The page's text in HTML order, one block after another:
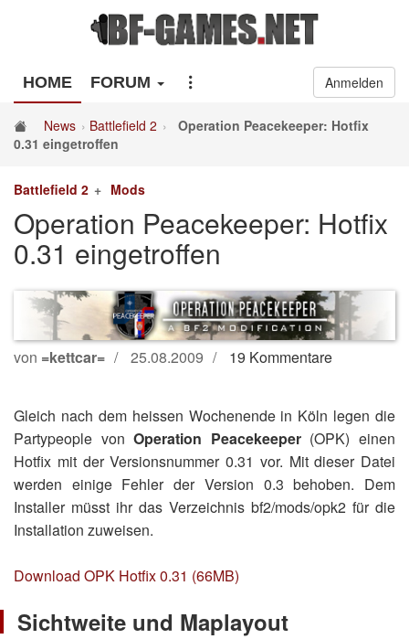
HOME FORUM Anmelden
News Battlefield 2
Operation Peacekeeper: Hotfix
0.31 eingetroffen
Battlefield 2 Mods
Operation Peacekeeper: Hotfix
0.31 eingetroffen
von =kettcar= 25.08.2009 19 Kommentare
Gleich nach dem heissen Wochenende in Köln legen die
Partypeople vonOperation Peacekeeper(OPK) einen
Hotfix mit der Versionsnummer 0.31 vor. Mit dieser Datei
werden einige Fehler der Version 0.3 behoben. Dem
Installer müsst ihr das Verzeichnis bf2/mods/opk2 für die
Installation zuweisen.
Download OPK Hotfix 0.31 (66MB)
Sichtweite und Maplayout